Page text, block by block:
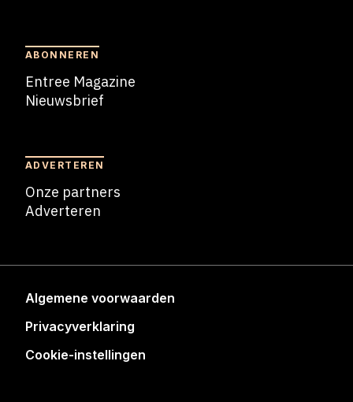
ABONNEREN
Entree Magazine
Nieuwsbrief
ADVERTEREN
Onze partners
Adverteren
Algemene voorwaarden
Privacyverklaring
Cookie-instellingen